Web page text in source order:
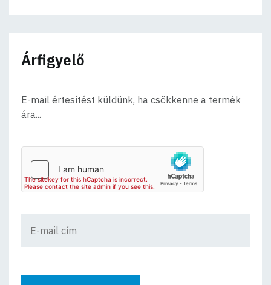
Árfigyelő
E-mail értesítést küldünk, ha csökkenne a termék
ára...